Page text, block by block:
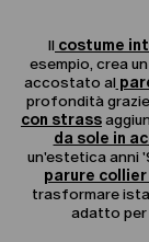
Il costume
esempio, crea
accostato al
profondità
con strass
da sole in
un'estetica anni
parure
trasformare
adatto per